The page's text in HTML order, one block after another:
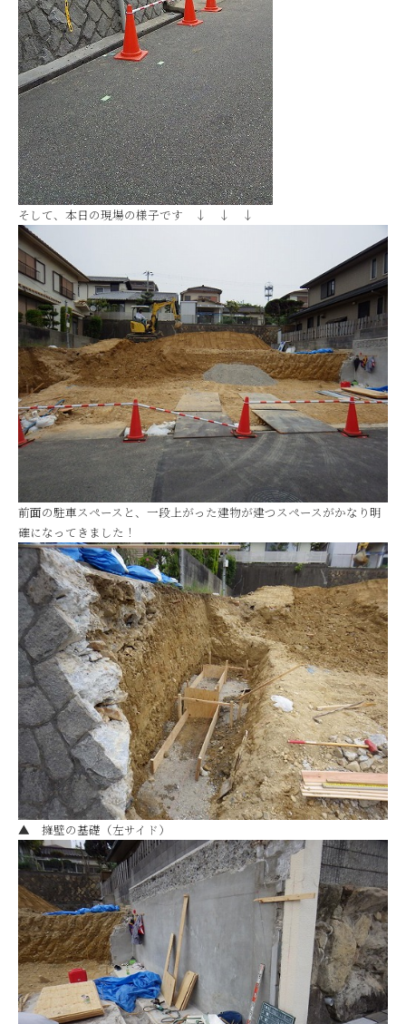
そして、本日の現場の様子です ↓ ↓ ↓
前面の駐車スペースと、一段上がった建物が建つスペースがかなり明
確になってきました！
▲ 擁壁の基礎（左サイド）